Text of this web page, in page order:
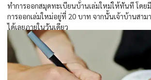
ทำการออกสมุดทะเบียนบ้านเล่มใหม่ให้ทันที โดย
การออกเล่มใหม่อยู่ที่ 20 บาท จากนั้นเจ้าบ้านสาม
ได้เลยภายในวันเดียว